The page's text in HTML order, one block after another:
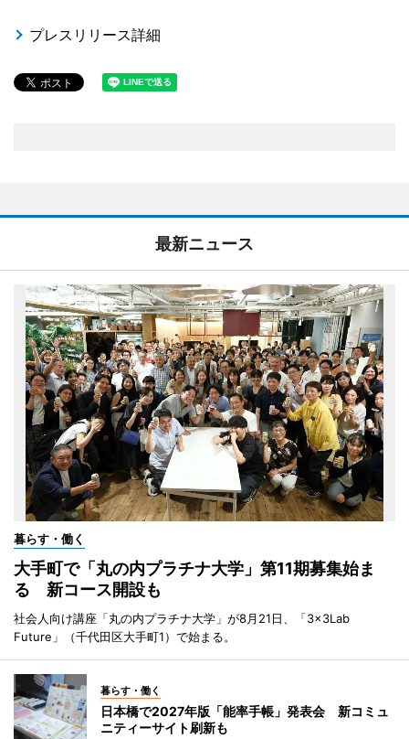
プレスリリース詳細
最新ニュース
暮らす・働く
大手町で「丸の内プラチナ大学」第11期募集始ま
る 新コース開設も
社会人向け講座「丸の内プラチナ大学」が8月21日、「3×3Lab
Future」（千代田区大手町1）で始まる。
暮らす・働く
日本橋で2027年版「能率手帳」発表会 新コミュ
ニティーサイト刷新も